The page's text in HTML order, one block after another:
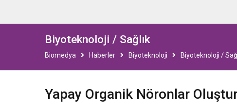
Biyoteknoloji / Sağlık
Biomedya Haberler Biyoteknoloji Biyoteknoloji /
Yapay Organik Nöronlar